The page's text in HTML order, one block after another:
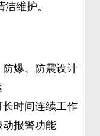
维护。
爆、防震设计
时间连续工作
报警功能